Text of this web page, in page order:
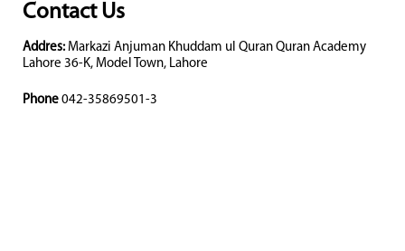
Contact Us
Addres: Markazi Anjuman Khuddam ul Quran Quran Academy
Lahore 36-K, Model Town, Lahore
Phone 042-35869501-3